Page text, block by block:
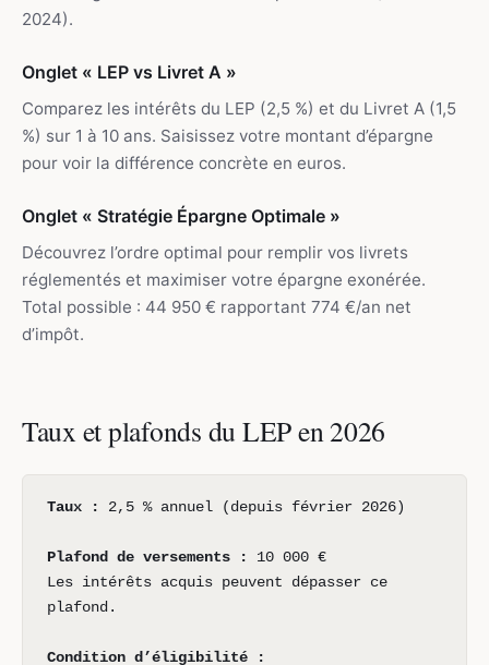
2024).
Onglet « LEP vs Livret A »
Comparez les intérêts du LEP (2,5 %) et du Livret A (1,5
%) sur 1 à 10 ans. Saisissez votre montant d’épargne
pour voir la différence concrète en euros.
Onglet « Stratégie Épargne Optimale »
Découvrez l’ordre optimal pour remplir vos livrets
réglementés et maximiser votre épargne exonérée.
Total possible : 44 950 € rapportant 774 €/an net
d’impôt.
Taux et plafonds du LEP en 2026
Taux : 2,5 % annuel (depuis février 2026)
Plafond de versements :
10 000 €
Les intérêts acquis peuvent dépasser ce
plafond.
Condition d’éligibilité :